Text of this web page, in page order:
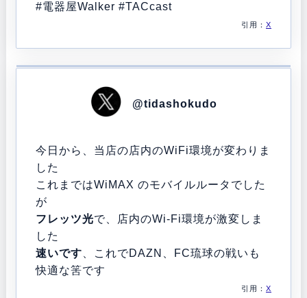
#電器屋Walker #TACcast
引用：X
@tidashokudo
今日から、当店の店内のWiFi環境が変わりま
した
これまではWiMAX のモバイルルータでした
が
フレッツ光で、店内のWi-Fi環境が激変しま
した
速いです 、これでDAZN、FC琉球の戦いも
快適な筈です
引用：X